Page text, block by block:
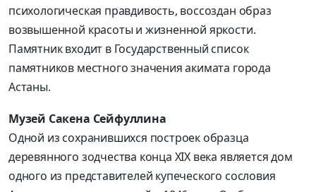
психологическая правдивость, воссоздан образ
возвышенной красоты и жизненной яркости.
Памятник входит в Государственный список
памятников местного значения акимата города
Астаны.
Музей Сакена Сейфуллина
Одной из сохранившихся построек образца
деревянного зодчества конца XIX века является дом
одного из представителей купеческого сословия